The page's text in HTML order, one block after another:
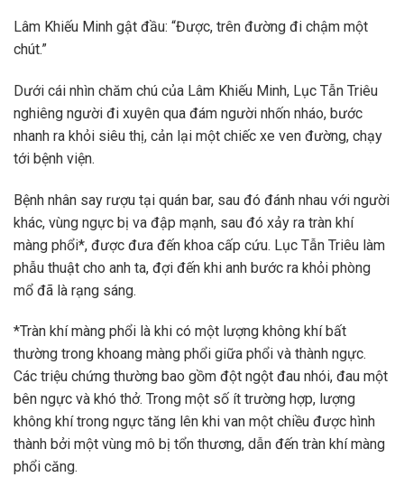
Lâm Khiếu Minh gật đầu: “Được, trên đường đi chậm một
chút.”
Dưới cái nhìn chăm chú của Lâm Khiếu Minh, Lục Tẫn Triêu
nghiêng người đi xuyên qua đám người nhốn nháo, bước
nhanh ra khỏi siêu thị, cản lại một chiếc xe ven đường, chạy
tới bệnh viện.
Bệnh nhân say rượu tại quán bar, sau đó đánh nhau với người
khác, vùng ngực bị va đập mạnh, sau đó xảy ra tràn khí
màng phổi*, được đưa đến khoa cấp cứu. Lục Tẫn Triêu làm
phẫu thuật cho anh ta, đợi đến khi anh bước ra khỏi phòng
mổ đã là rạng sáng.
*Tràn khí màng phổi là khi có một lượng không khí bất
thường trong khoang màng phổi giữa phổi và thành ngực.
Các triệu chứng thường bao gồm đột ngột đau nhói, đau một
bên ngực và khó thở. Trong một số ít trường hợp, lượng
không khí trong ngực tăng lên khi van một chiều được hình
thành bởi một vùng mô bị tổn thương, dẫn đến tràn khí màng
phổi căng.